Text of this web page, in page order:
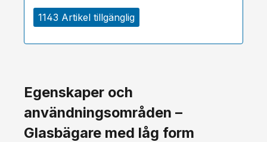
1143 Artikel tillgänglig
Egenskaper och
användningsområden –
Glasbägare med låg form